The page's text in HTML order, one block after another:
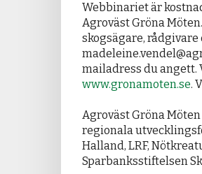
Webbinariet är
Agroväst Gröna
skogsägare,
mailadress du angett.
www.gronamoten.se.
Agroväst Gröna
regionala
Halland, LRF,
Sparbanksstiftelsen